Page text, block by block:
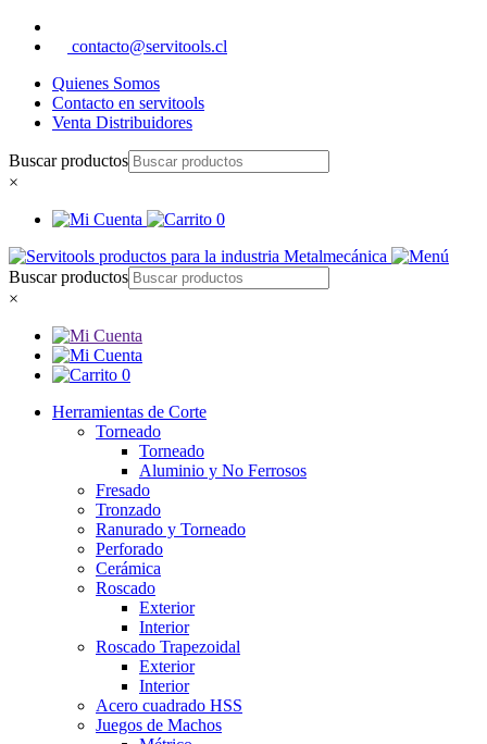
contacto@servitools.cl
Quienes Somos
Contacto en servitools
Venta Distribuidores
Buscar productos
×
0
Buscar productos
×
0
Herramientas de Corte
Torneado
Torneado
Aluminio y No Ferrosos
Fresado
Tronzado
Ranurado y Torneado
Perforado
Cerámica
Roscado
Exterior
Interior
Roscado Trapezoidal
Exterior
Interior
Acero cuadrado HSS
Juegos de Machos